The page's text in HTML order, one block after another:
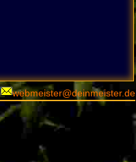
webmeister@deinmeister.de